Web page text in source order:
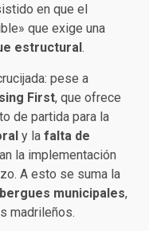
en que el
que exige una
estructural.
pese a
First, que ofrece
de partida para la
y la falta de
la implementación
A esto se suma la
municipales,
madrileños.